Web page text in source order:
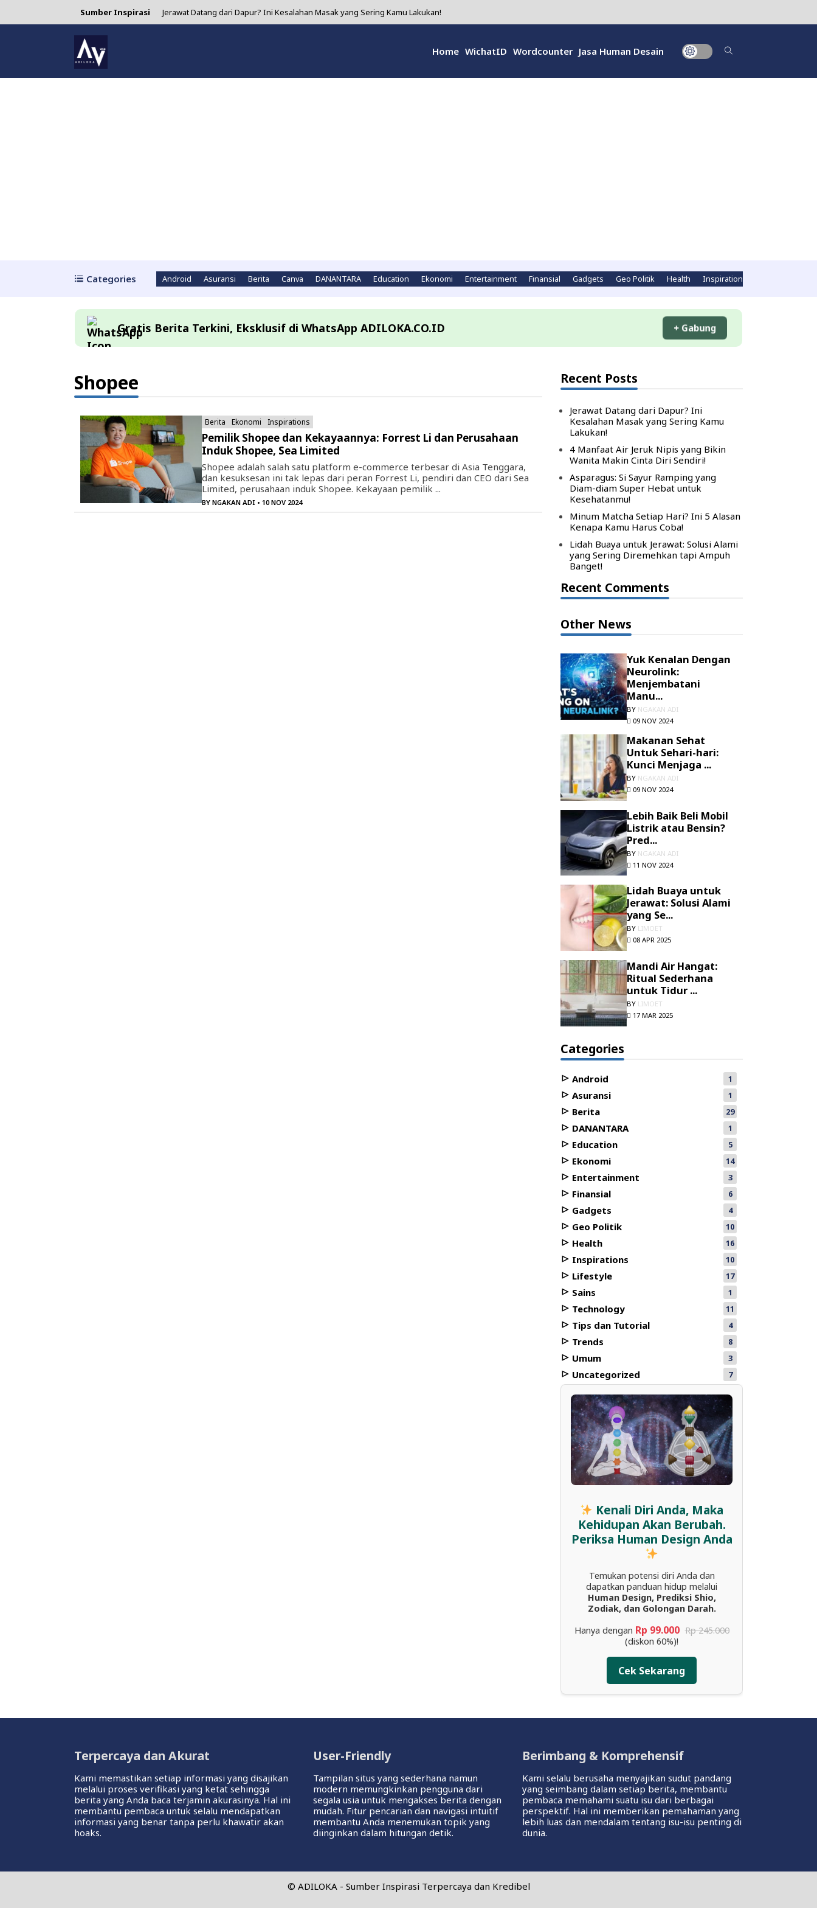
Sumber Inspirasi Jerawat Datang dari Dapur? Ini Kesalahan Masak yang Sering Kamu Lakukan!
Home WichatID Wordcounter Jasa Human Desain
Categories Android Asuransi Berita Canva DANANTARA Education Ekonomi Entertainment Finansial Gadgets Geo Politik Health Inspirations
Gratis Berita Terkini, Eksklusif di WhatsApp ADILOKA.CO.ID + Gabung
Shopee
Berita Ekonomi Inspirations
Pemilik Shopee dan Kekayaannya: Forrest Li dan Perusahaan
Induk Shopee, Sea Limited
Shopee adalah salah satu platform e-commerce terbesar di Asia Tenggara,
dan kesuksesan ini tak lepas dari peran Forrest Li, pendiri dan CEO dari Sea
Limited, perusahaan induk Shopee. Kekayaan pemilik ...
BY NGAKAN ADI • 10 NOV 2024
Recent Posts
Jerawat Datang dari Dapur? Ini
Kesalahan Masak yang Sering Kamu
Lakukan!
4 Manfaat Air Jeruk Nipis yang Bikin
Wanita Makin Cinta Diri Sendiri!
Asparagus: Si Sayur Ramping yang
Diam-diam Super Hebat untuk
Kesehatanmu!
Minum Matcha Setiap Hari? Ini 5 Alasan
Kenapa Kamu Harus Coba!
Lidah Buaya untuk Jerawat: Solusi Alami
yang Sering Diremehkan tapi Ampuh
Banget!
Recent Comments
Other News
Yuk Kenalan Dengan
Neurolink:
Menjembatani
Manu...
BY NGAKAN ADI
09 NOV 2024
Makanan Sehat
Untuk Sehari-hari:
Kunci Menjaga ...
BY NGAKAN ADI
09 NOV 2024
Lebih Baik Beli Mobil
Listrik atau Bensin?
Pred...
BY NGAKAN ADI
11 NOV 2024
Lidah Buaya untuk
Jerawat: Solusi Alami
yang Se...
BY LIMOET
08 APR 2025
Mandi Air Hangat:
Ritual Sederhana
untuk Tidur ...
BY LIMOET
17 MAR 2025
Categories
Android 1
Asuransi 1
Berita 29
DANANTARA 1
Education 5
Ekonomi 14
Entertainment 3
Finansial 6
Gadgets 4
Geo Politik 10
Health 16
Inspirations 10
Lifestyle 17
Sains 1
Technology 11
Tips dan Tutorial 4
Trends 8
Umum 3
Uncategorized 7
Kenali Diri Anda, Maka
Kehidupan Akan Berubah.
Periksa Human Design Anda
Temukan potensi diri Anda dan
dapatkan panduan hidup melalui
Human Design, Prediksi Shio,
Zodiak, dan Golongan Darah.
Hanya dengan Rp 99.000 Rp 245.000
(diskon 60%)!
Cek Sekarang
Terpercaya dan Akurat
Kami memastikan setiap informasi yang disajikan
melalui proses verifikasi yang ketat sehingga
berita yang Anda baca terjamin akurasinya. Hal ini
membantu pembaca untuk selalu mendapatkan
informasi yang benar tanpa perlu khawatir akan
hoaks.
User-Friendly
Tampilan situs yang sederhana namun
modern memungkinkan pengguna dari
segala usia untuk mengakses berita dengan
mudah. Fitur pencarian dan navigasi intuitif
membantu Anda menemukan topik yang
diinginkan dalam hitungan detik.
Berimbang & Komprehensif
Kami selalu berusaha menyajikan sudut pandang
yang seimbang dalam setiap berita, membantu
pembaca memahami suatu isu dari berbagai
perspektif. Hal ini memberikan pemahaman yang
lebih luas dan mendalam tentang isu-isu penting di
dunia.
© ADILOKA - Sumber Inspirasi Terpercaya dan Kredibel